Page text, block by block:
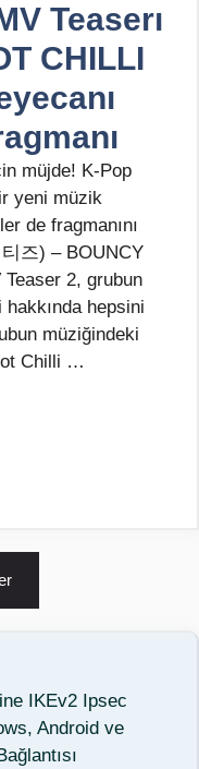
Teaserı
CHILLI
müjde! K-Pop
yeni müzik
de fragmanını
즈) – BOUNCY
2, grubun
hakkında hepsini
müziğindeki
Chilli …
IKEv2 Ipsec
Android ve